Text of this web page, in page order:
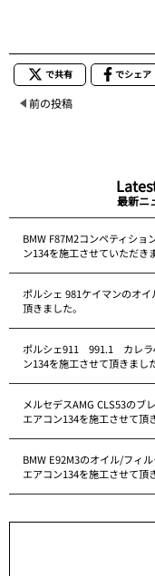
で共有 でシェア
前の投稿
最新ニ
BMW F87M2コンペティショ
ン134を施工させていただき
ポルシェ 981ケイマンのオ
頂きました。
ポルシェ911 991.1 カレラ
ン134を施工させて頂きまし
メルセデスAMG CLS53のブ
エアコン134を施工させて頂
BMW E92M3のオイル/フィ
エアコン134を施工させて頂